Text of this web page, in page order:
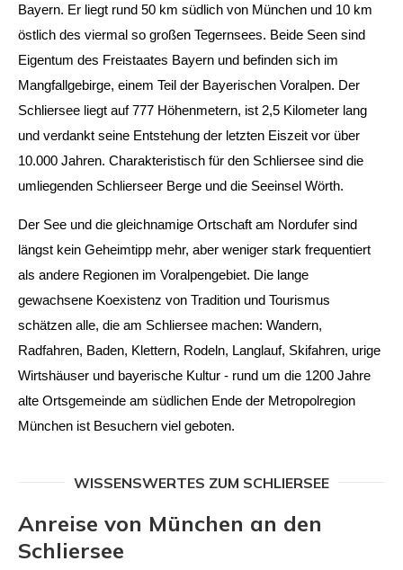
Bayern. Er liegt rund 50 km südlich von München und 10 km
östlich des viermal so großen Tegernsees. Beide Seen sind
Eigentum des Freistaates Bayern und befinden sich im
Mangfallgebirge, einem Teil der Bayerischen Voralpen. Der
Schliersee liegt auf 777 Höhenmetern, ist 2,5 Kilometer lang
und verdankt seine Entstehung der letzten Eiszeit vor über
10.000 Jahren. Charakteristisch für den Schliersee sind die
umliegenden Schlierseer Berge und die Seeinsel Wörth.
Der See und die gleichnamige Ortschaft am Nordufer sind
längst kein Geheimtipp mehr, aber weniger stark frequentiert
als andere Regionen im Voralpengebiet. Die lange
gewachsene Koexistenz von Tradition und Tourismus
schätzen alle, die am Schliersee machen: Wandern,
Radfahren, Baden, Klettern, Rodeln, Langlauf, Skifahren, urige
Wirtshäuser und bayerische Kultur - rund um die 1200 Jahre
alte Ortsgemeinde am südlichen Ende der Metropolregion
München ist Besuchern viel geboten.
WISSENSWERTES ZUM SCHLIERSEE
Anreise von München an den
Schliersee